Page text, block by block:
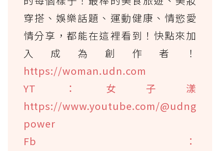
穿搭、娛樂話題、運動健康、情慾愛
情分享，都能在這裡看到！快點來加
入成為創作者！
https://woman.udn.com
YT：女子漾
https://www.youtube.com/@udng
power
Fb：